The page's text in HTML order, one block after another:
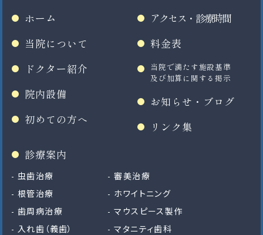
ホーム
当院について
ドクター紹介
院内設備
初めての方へ
アクセス・診療時間
料金表
当院で満たす施設基準
及び加算に関する掲示
お知らせ・ブログ
リンク集
診療案内
虫歯治療
根管治療
歯周病治療
入れ歯（義歯）
審美治療
ホワイトニング
マウスピース製作
マタニティ歯科